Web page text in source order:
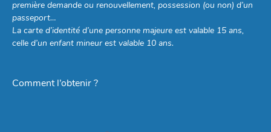
première demande ou renouvellement, possession (ou non) d’un
passeport…
La carte d’identité d’une personne majeure est valable 15 ans,
celle d’un enfant mineur est valable 10 ans.
Comment l’obtenir ?